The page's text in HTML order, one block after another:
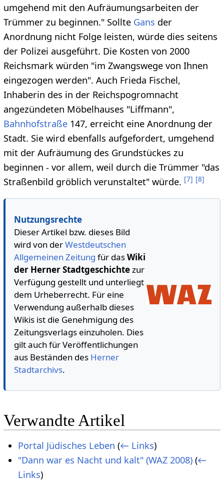
umgehend mit den Aufräumungsarbeiten der
Trümmer zu beginnen." Sollte Gans der
Anordnung nicht Folge leisten, würde dies seitens
der Polizei ausgeführt. Die Kosten von 2000
Reichsmark würden "im Zwangswege von Ihnen
eingezogen werden". Auch Frieda Fischel,
Inhaberin des in der Reichspogromnacht
angezündeten Möbelhauses "Liffmann",
Bahnhofstraße147, erreicht eine Anordnung der
Stadt. Sie wird ebenfalls aufgefordert, umgehend
mit der Aufräumung des Grundstückes zu
beginnen - vor allem, weil durch die Trümmer "das
Straßenbild gröblich verunstaltet" würde. [7] [8]
Nutzungsrechte
Dieser Artikel bzw. dieses Bild
wird von derWestdeutschen
Allgemeinen Zeitung für dasWiki
der Herner Stadtgeschichtezur
Verfügung gestellt und unterliegt
dem Urheberrecht. Für eine
Verwendung außerhalb dieses
Wikis ist die Genehmigung des
Zeitungsverlags einzuholen. Dies
gilt auch für Veröffentlichungen
aus Beständen des Herner
Stadtarchivs.
Verwandte Artikel
Portal Jüdisches Leben (← Links)
"Dann war es Nacht und kalt" (WAZ 2008) (←
Links)